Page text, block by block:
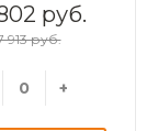
руб.
913 руб.
+